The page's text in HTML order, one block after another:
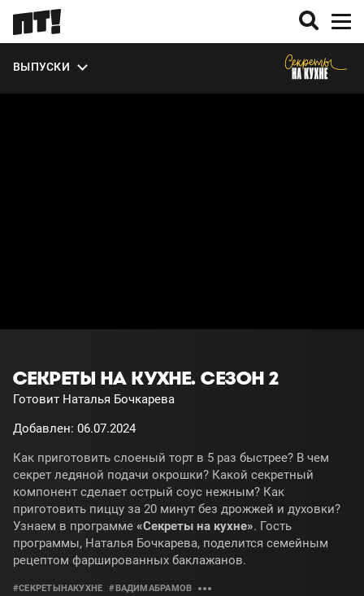
ВЫПУСКИ
О СЕЗОНЕ
СЕКРЕТЫ НА КУХНЕ. СЕЗОН 2
Готовит Наталья Бочкарева
Добавлен: 06.07.2024
Как приготовить слоеный торт в 5 раз быстрее? В чем
секрет ледяной подачи окрошки? Какой секретный
компонент сделает острый соус нежным? Как
приготовить пиццу за 20 минут без дрожжей и духовки?
Узнаем в программе «Секреты на кухне». Гость
программы, Наталья Бочкарева, поделится семейным
рецептом фаршированных баклажанов.
#СЕКРЕТЫНАКУХНЕ #ВАДИМАБРАМОВ